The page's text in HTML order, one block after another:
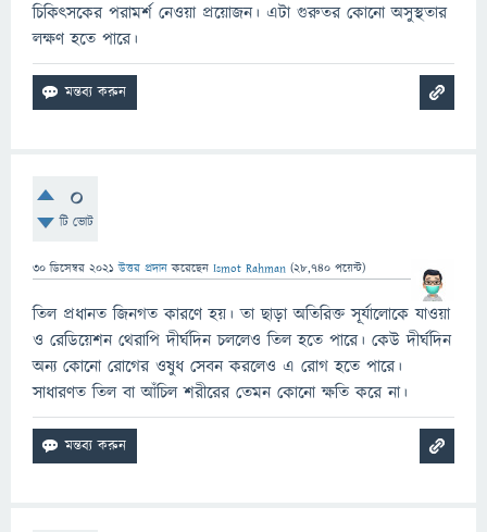
চিকিত্সকের পরামর্শ নেওয়া প্রয়োজন। এটা গুরুতর কোনো অসুস্থতার
লক্ষণ হতে পারে।
0
টি ভোট
30 ডিসেম্বর 2021 উত্তর প্রদান করেছেন Ismot Rahman (28,740 পয়েন্ট)
তিল প্রধানত জিনগত কারণে হয়। তা ছাড়া অতিরিক্ত সূর্যালোকে যাওয়া
ও রেডিয়েশন থেরাপি দীর্ঘদিন চললেও তিল হতে পারে। কেউ দীর্ঘদিন
অন্য কোনো রোগের ওষুধ সেবন করলেও এ রোগ হতে পারে।
সাধারণত তিল বা আঁচিল শরীরের তেমন কোনো ক্ষতি করে না।